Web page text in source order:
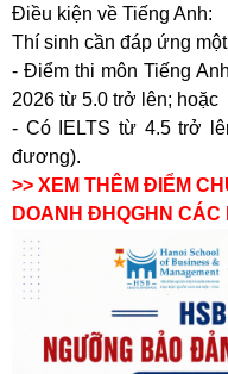
Điều kiện về Tiếng Anh:
Thí sinh cần đáp ứng
- Điểm thi môn Tiếng
2026 từ 5.0 trở lên; hoặc
- Có IELTS từ 4.5 trở
đương).
>> XEM THÊM ĐIỂM
DOANH ĐHQGHN CÁC